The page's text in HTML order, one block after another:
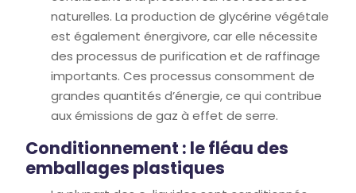
naturelles. La production de glycérine végétale
est également énergivore, car elle nécessite
des processus de purification et de raffinage
importants. Ces processus consomment de
grandes quantités d’énergie, ce qui contribue
aux émissions de gaz à effet de serre.
Conditionnement : le fléau des
emballages plastiques